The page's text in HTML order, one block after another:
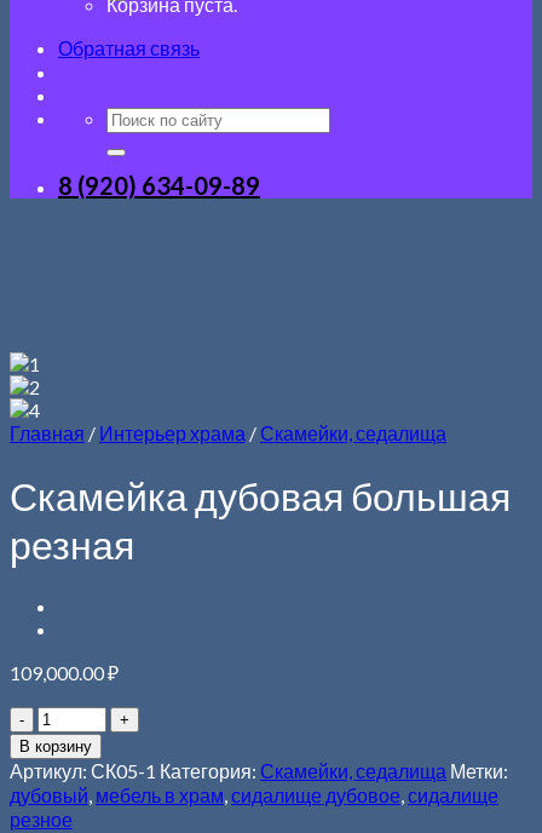
Обратная связь
8 (920) 634-09-89
Главная / Интерьер храма / Скамейки, седалища
Скамейка дубовая большая
резная
109,000.00₽
В корзину
Артикул: СК05-1 Категория: Скамейки, седалища Метки:
дубовый, мебель в храм,сидалище дубовое,сидалище
резное